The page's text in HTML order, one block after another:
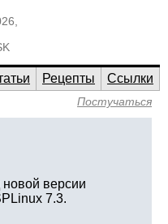
Рецепты
Ссылки
Постучаться
версии
7.3.